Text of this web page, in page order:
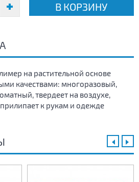
В КОРЗИНУ
на растительной основе
качествами: многоразовый,
твердеет на воздухе,
к рукам и одежде